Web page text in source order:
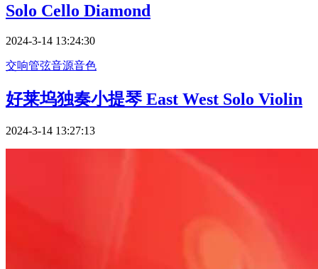
Solo Cello Diamond
2024-3-14 13:24:30
交响管弦音源音色
好莱坞独奏小提琴 East West Solo Violin
2024-3-14 13:27:13